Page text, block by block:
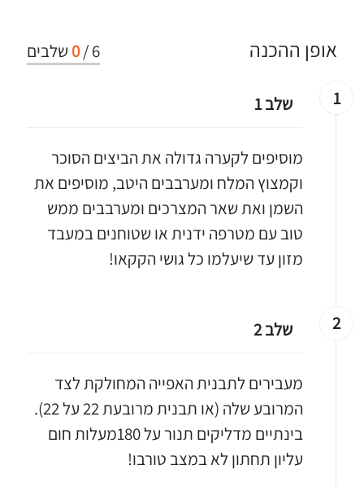
6
/
0 שלבים אופן ההכנה
1 שלב 1
מוסיפים לקערה גדולה את הביצים הסוכר
וקמצוץ המלח ומערבבים היטב, מוסיפים את
השמן ואת שאר המצרכים ומערבבים ממש
טוב עם מטרפה ידנית או שטוחנים במעבד
מזון עד שיעלמו כל גושי הקקאו!
2 שלב 2
מעבירים לתבנית האפייה המחולקת לצד
המרובע שלה (או תבנית מרובעת 22 על 22).
בינתיים מדליקים תנור על 180מעלות חום
עליון תחתון לא במצב טורבו!